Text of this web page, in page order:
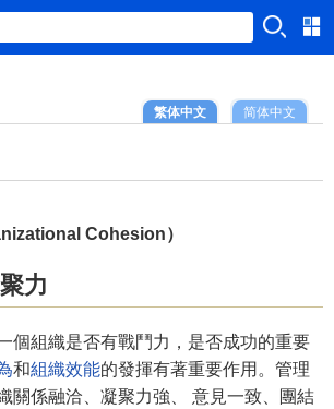
简体中文
繁体中文
Cohesion）
力
組織是否有戰鬥力，是否成功的重要
和組織效能的發揮有著重要作用。管理
關係融洽、凝聚力強、 意見一致、團結